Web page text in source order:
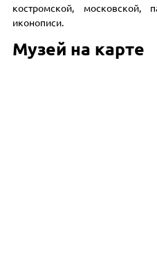
костромской, московской,
иконописи.
Музей на карте